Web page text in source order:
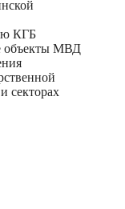
КГБ
объекты МВД
секторах